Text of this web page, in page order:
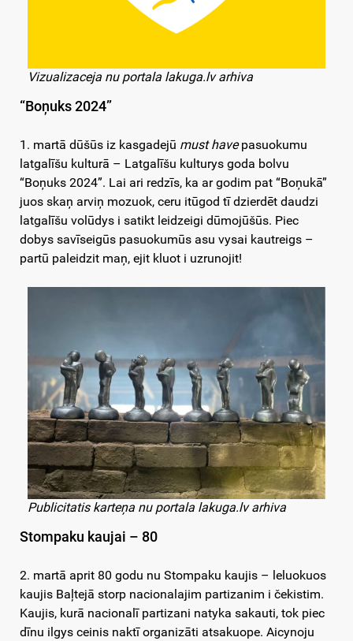
Vizualizaceja nu portala lakuga.lv arhiva
“Boņuks 2024”
1. martā dūšūs iz kasgadejū must havepasuokumu
latgalīšu kulturā – Latgalīšu kulturys goda bolvu
“Boņuks 2024”. Lai ari redzīs, ka ar godim pat “Boņukā”
juos skaņ arviņ mozuok, ceru itūgod tī dzierdēt daudzi
latgalīšu volūdys i satikt leidzeigi dūmojūšūs. Piec
dobys savīseigūs pasuokumūs asu vysai kautreigs –
partū paleidzit maņ, ejit kluot i uzrunojit!
Publicitatis karteņa nu portala lakuga.lv arhiva
Stompaku kaujai – 80
2. martā aprit 80 godu nu Stompaku kaujis – leluokuos
kaujis Baļtejā storp nacionalajim partizanim i čekistim.
Kaujis, kurā nacionalī partizani natyka sakauti, tok piec
dīnu ilgys ceinis naktī organizāti atsakuope. Aicynoju